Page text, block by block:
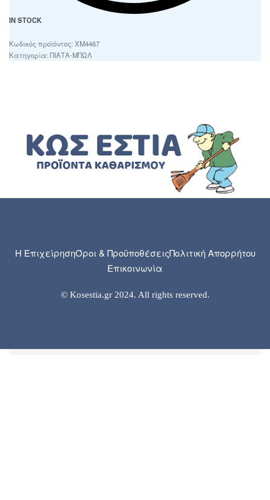
IN STOCK
ΧΜ4467
Κατηγορία: ΠΙΑΤΑ-ΜΠΩΛ
Η ΕπιχείρησηΌροι & ΠροϋποθέσειςΠολιτική Απορρήτου
Επικοινωνία
© Kosestia.gr 2024. All rights reserved.